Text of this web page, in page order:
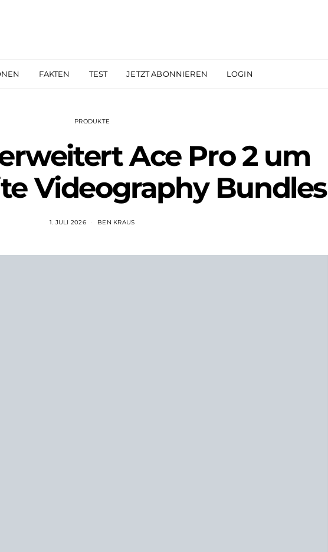
FAKTEN TEST JETZT ABONNIEREN LOGIN
PRODUKTE
Ace Pro 2 um
Videography Bundles
1. JULI 2026 BEN KRAUS